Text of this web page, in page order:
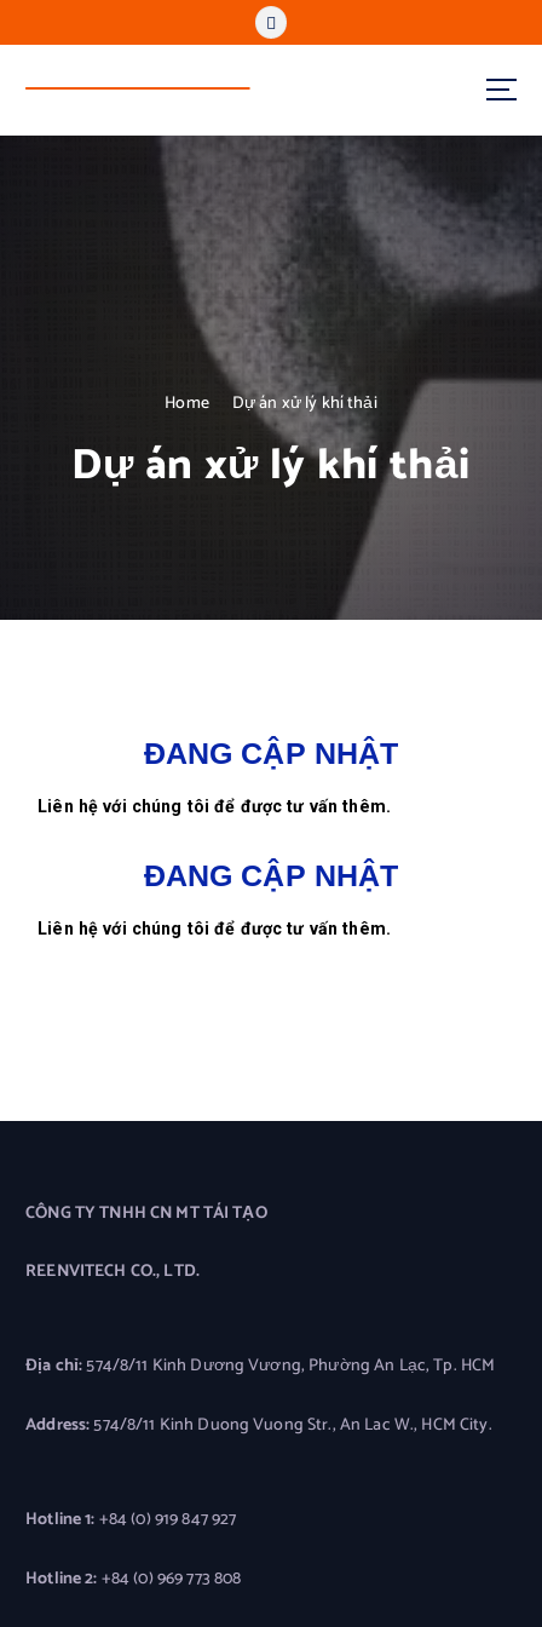
www.reenvitech.vn
Home Dự án xử lý khí thải
Dự án xử lý khí thải
ĐANG CẬP NHẬT
Liên hệ với chúng tôi để được tư vấn thêm.
ĐANG CẬP NHẬT
Liên hệ với chúng tôi để được tư vấn thêm.
CÔNG TY TNHH CN MT TÁI TẠO
REENVITECH CO., LTD.
Địa chỉ:574/8/11 Kinh Dương Vương, Phường An Lạc, Tp. HCM
Address:574/8/11 Kinh Duong Vuong Str., An Lac W., HCM City.
Hotline 1:+84 (0) 919 847 927
Hotline 2:+84 (0) 969 773 808